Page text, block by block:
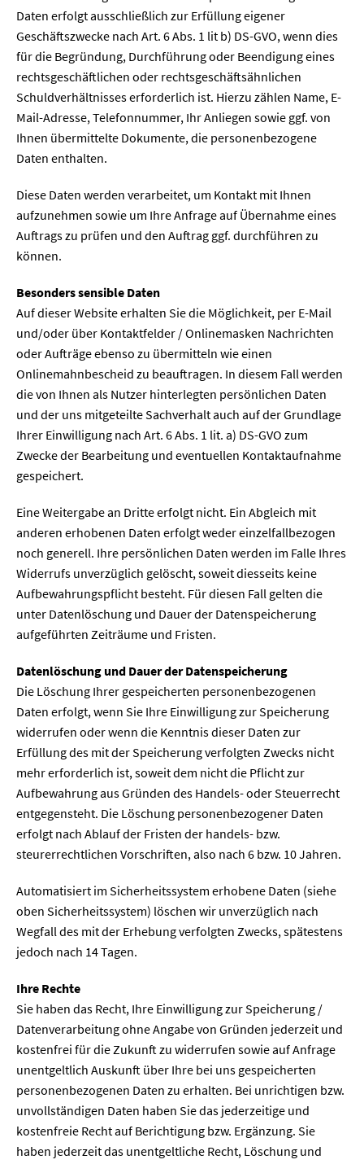
Daten erfolgt ausschließlich zur Erfüllung eigener
Geschäftszwecke nach Art. 6 Abs. 1 lit b) DS-GVO, wenn dies
für die Begründung, Durchführung oder Beendigung eines
rechtsgeschäftlichen oder rechtsgeschäftsähnlichen
Schuldverhältnisses erforderlich ist. Hierzu zählen Name, E-
Mail-Adresse, Telefonnummer, Ihr Anliegen sowie ggf. von
Ihnen übermittelte Dokumente, die personenbezogene
Daten enthalten.
Diese Daten werden verarbeitet, um Kontakt mit Ihnen
aufzunehmen sowie um Ihre Anfrage auf Übernahme eines
Auftrags zu prüfen und den Auftrag ggf. durchführen zu
können.
Besonders sensible Daten
Auf dieser Website erhalten Sie die Möglichkeit, per E-Mail
und/oder über Kontaktfelder / Onlinemasken Nachrichten
oder Aufträge ebenso zu übermitteln wie einen
Onlinemahnbescheid zu beauftragen. In diesem Fall werden
die von Ihnen als Nutzer hinterlegten persönlichen Daten
und der uns mitgeteilte Sachverhalt auch auf der Grundlage
Ihrer Einwilligung nach Art. 6 Abs. 1 lit. a) DS-GVO zum
Zwecke der Bearbeitung und eventuellen Kontaktaufnahme
gespeichert.
Eine Weitergabe an Dritte erfolgt nicht. Ein Abgleich mit
anderen erhobenen Daten erfolgt weder einzelfallbezogen
noch generell. Ihre persönlichen Daten werden im Falle Ihres
Widerrufs unverzüglich gelöscht, soweit diesseits keine
Aufbewahrungspflicht besteht. Für diesen Fall gelten die
unter Datenlöschung und Dauer der Datenspeicherung
aufgeführten Zeiträume und Fristen.
Datenlöschung und Dauer der Datenspeicherung
Die Löschung Ihrer gespeicherten personenbezogenen
Daten erfolgt, wenn Sie Ihre Einwilligung zur Speicherung
widerrufen oder wenn die Kenntnis dieser Daten zur
Erfüllung des mit der Speicherung verfolgten Zwecks nicht
mehr erforderlich ist, soweit dem nicht die Pflicht zur
Aufbewahrung aus Gründen des Handels- oder Steuerrecht
entgegensteht. Die Löschung personenbezogener Daten
erfolgt nach Ablauf der Fristen der handels- bzw.
steurerrechtlichen Vorschriften, also nach 6 bzw. 10 Jahren.
Automatisiert im Sicherheitssystem erhobene Daten (siehe
oben Sicherheitssystem) löschen wir unverzüglich nach
Wegfall des mit der Erhebung verfolgten Zwecks, spätestens
jedoch nach 14 Tagen.
Ihre Rechte
Sie haben das Recht, Ihre Einwilligung zur Speicherung /
Datenverarbeitung ohne Angabe von Gründen jederzeit und
kostenfrei für die Zukunft zu widerrufen sowie auf Anfrage
unentgeltlich Auskunft über Ihre bei uns gespeicherten
personenbezogenen Daten zu erhalten. Bei unrichtigen bzw.
unvollständigen Daten haben Sie das jederzeitige und
kostenfreie Recht auf Berichtigung bzw. Ergänzung. Sie
haben jederzeit das unentgeltliche Recht, Löschung und